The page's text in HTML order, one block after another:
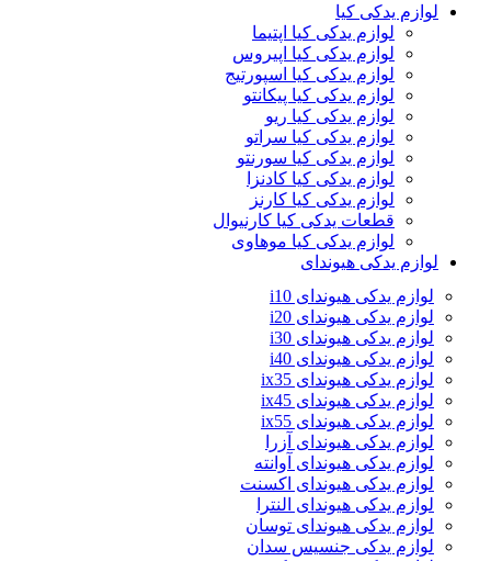
لوازم یدکی کیا
لوازم یدکی کیا اپتیما
لوازم یدکی کیا اپیروس
لوازم یدکی کیا اسپورتیج
لوازم یدکی کیا پیکانتو
لوازم یدکی کیا ریو
لوازم یدکی کیا سراتو
لوازم یدکی کیا سورنتو
لوازم یدکی کیا کادنزا
لوازم یدکی کیا کارنز
قطعات یدکی کیا کارنیوال
لوازم یدکی کیا موهاوی
لوازم یدکی هیوندای
لوازم یدکی هیوندای i10
لوازم یدکی هیوندای i20
لوازم یدکی هیوندای i30
لوازم یدکی هیوندای i40
لوازم یدکی هیوندای ix35
لوازم یدکی هیوندای ix45
لوازم یدکی هیوندای ix55
لوازم یدکی هیوندای آزرا
لوازم یدکی هیوندای آوانته
لوازم یدکی هیوندای اکسنت
لوازم یدکی هیوندای النترا
لوازم یدکی هیوندای توسان
لوازم یدکی جنسیس سدان